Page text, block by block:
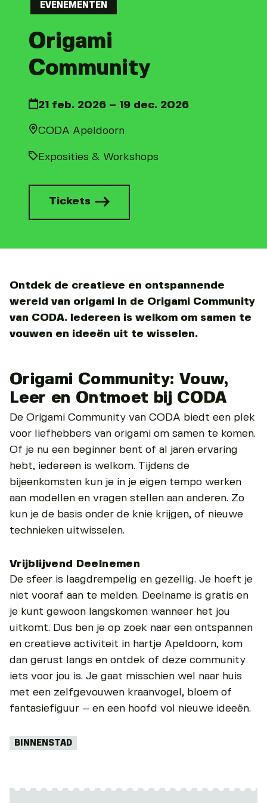
EVENEMENTEN
Origami
Community
21 feb. 2026 – 19 dec. 2026
CODA Apeldoorn
Exposities & Workshops
Tickets
Ontdek de creatieve en ontspannende
wereld van origami in de Origami Community
van CODA. Iedereen is welkom om samen te
vouwen en ideeën uit te wisselen.
Origami Community: Vouw,
Leer en Ontmoet bij CODA
De Origami Community van CODA biedt een plek
voor liefhebbers van origami om samen te komen.
Of je nu een beginner bent of al jaren ervaring
hebt, iedereen is welkom. Tijdens de
bijeenkomsten kun je in je eigen tempo werken
aan modellen en vragen stellen aan anderen. Zo
kun je de basis onder de knie krijgen, of nieuwe
technieken uitwisselen.
Vrijblijvend Deelnemen
De sfeer is laagdrempelig en gezellig. Je hoeft je
niet vooraf aan te melden. Deelname is gratis en
je kunt gewoon langskomen wanneer het jou
uitkomt. Dus ben je op zoek naar een ontspannen
en creatieve activiteit in hartje Apeldoorn, kom
dan gerust langs en ontdek of deze community
iets voor jou is. Je gaat misschien wel naar huis
met een zelfgevouwen kraanvogel, bloem of
fantasiefiguur – en een hoofd vol nieuwe ideeën.
Tags:
BINNENSTAD